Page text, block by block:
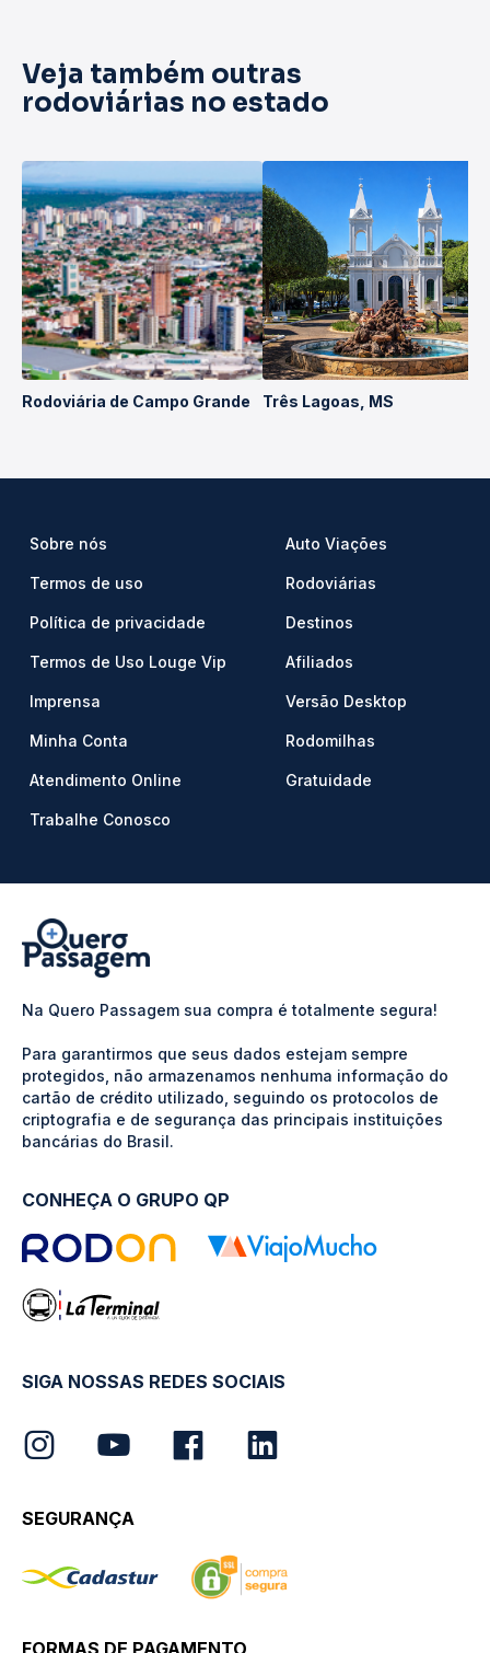
Veja também outras
rodoviárias no estado
Rodoviária de Campo Grande Três Lagoas, MS
Sobre nós
Termos de uso
Política de privacidade
Termos de Uso Louge Vip
Imprensa
Minha Conta
Atendimento Online
Trabalhe Conosco
Auto Viações
Rodoviárias
Destinos
Afiliados
Versão Desktop
Rodomilhas
Gratuidade
Na Quero Passagem sua compra é totalmente segura!
Para garantirmos que seus dados estejam sempre
protegidos, não armazenamos nenhuma informação do
cartão de crédito utilizado, seguindo os protocolos de
criptografia e de segurança das principais instituições
bancárias do Brasil.
CONHEÇA O GRUPO QP
SIGA NOSSAS REDES SOCIAIS
SEGURANÇA
FORMAS DE PAGAMENTO